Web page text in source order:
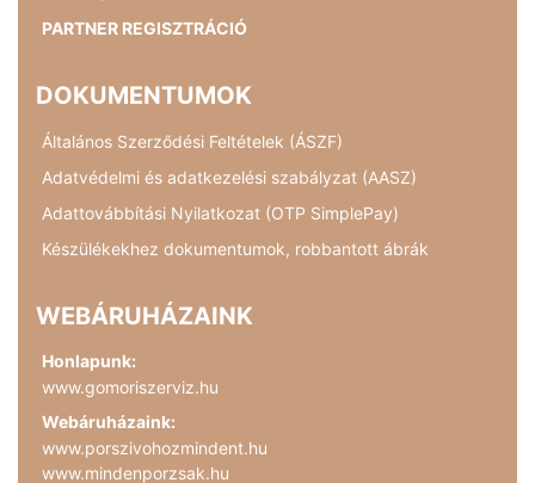
PARTNER REGISZTRÁCIÓ
DOKUMENTUMOK
Általános Szerződési Feltételek (ÁSZF)
Adatvédelmi és adatkezelési szabályzat (AASZ)
Adattovábbítási Nyilatkozat (OTP SimplePay)
Készülékekhez dokumentumok, robbantott ábrák
WEBÁRUHÁZAINK
Honlapunk:
www.gomoriszerviz.hu
Webáruházaink:
www.porszivohozmindent.hu
www.mindenporzsak.hu